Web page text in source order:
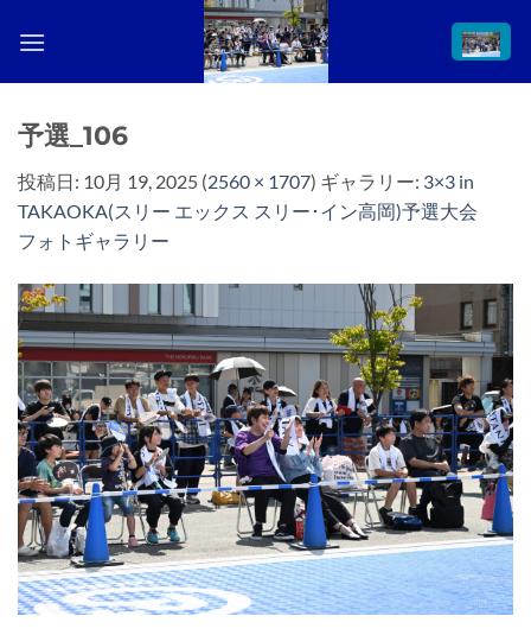
予選_106
投稿日: 10月 19, 2025 (2560 × 1707) ギャラリー: 3×3 in
TAKAOKA(スリー エックス スリー･イン高岡)予選大会
フォトギャラリー